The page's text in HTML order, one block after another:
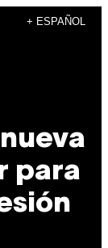
+ ESPAÑOL
para